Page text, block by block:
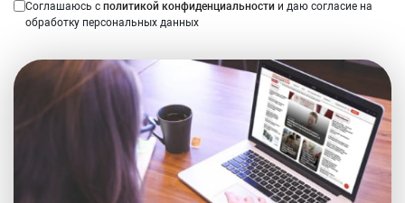
Соглашаюсь с политикой конфиденциальности и даю согласие на
обработку персональных данных